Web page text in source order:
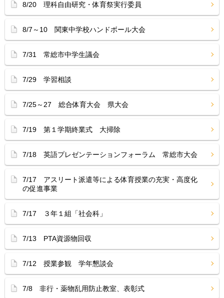
8/20 理科自由研究・体育祭実行委員
8/7～10 関東中学校ハンドボール大会
7/31 常総市中学生議会
7/29 学習相談
7/25～27 総合体育大会 県大会
7/19 第１学期終業式 大掃除
7/18 英語プレゼンテーションフォーラム 常総市大会
7/17 アスリート派遣等による体育授業の充実・高度化
の促進事業
7/17 ３年１組「社会科」
7/13 PTA資源物回収
7/12 授業参観 学年懇談会
7/8 非行・薬物乱用防止教室、表彰式